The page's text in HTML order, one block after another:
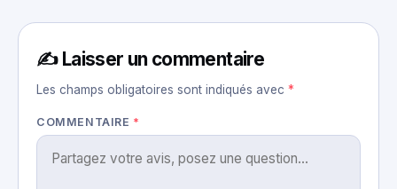
✍️ Laisser un commentaire
Les champs obligatoires sont indiqués avec *
COMMENTAIRE *